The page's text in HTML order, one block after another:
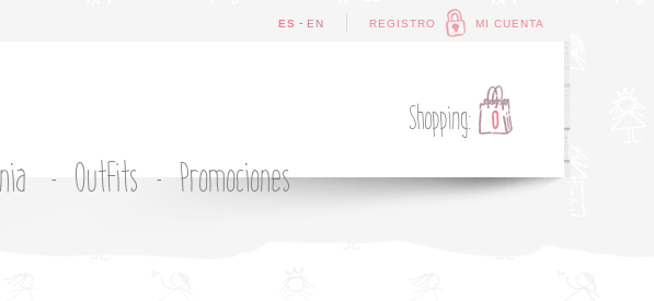
REGISTRO MI CUENTA
ES - EN
Shopping: 0
Outfits Promociones